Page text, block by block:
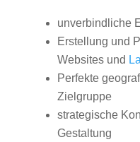
unverbindliche
Erstellung und
Websites und
Perfekte
Zielgruppe
strategische
Gestaltung